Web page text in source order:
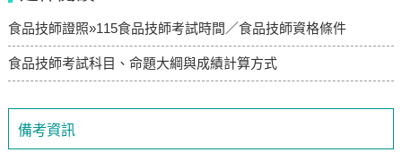
備考資訊
食品技師證照»115食品技師考試時間／食品技師資格條件
食品技師考試科目、命題大綱與成績計算方式